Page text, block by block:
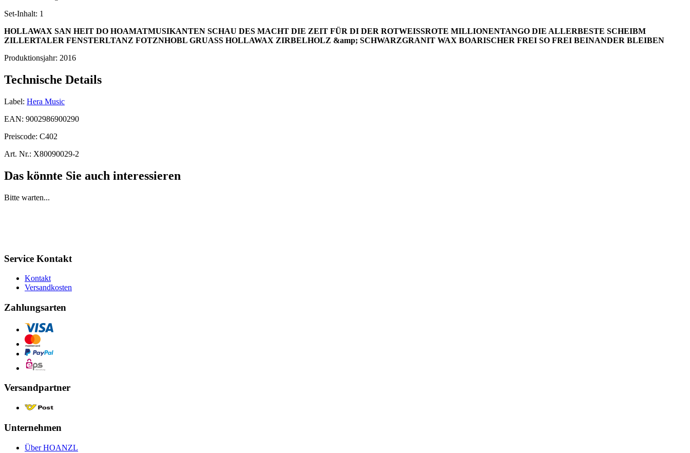
Set-Inhalt: 1
HOLLAWAX SAN HEIT DO HOAMATMUSIKANTEN SCHAU DES MACHT DIE ZEIT FÜR DI DER ROTWEISSROTE MILLIONENTANGO DIE ALLERBESTE SCHEIBM
ZILLERTALER FENSTERLTANZ FOTZNHOBL GRUASS HOLLAWAX ZIRBELHOLZ &amp; SCHWARZGRANIT WAX BOARISCHER FREI SO FREI BEINANDER BLEIBEN
Produktionsjahr: 2016
Technische Details
Label: Hera Music
EAN: 9002986900290
Preiscode: C402
Art. Nr.: X80090029-2
Das könnte Sie auch interessieren
Bitte warten...
Service Kontakt
Kontakt
Versandkosten
Zahlungsarten
Versandpartner
Unternehmen
Über HOANZL